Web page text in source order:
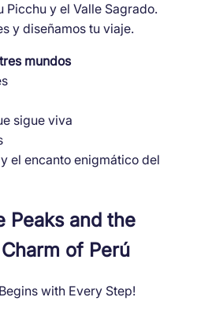
Picchu y el Valle Sagrado.
y diseñamos tu viaje.
mundos
sigue viva
el encanto enigmático del
Peaks and the
of Perú
with Every Step!